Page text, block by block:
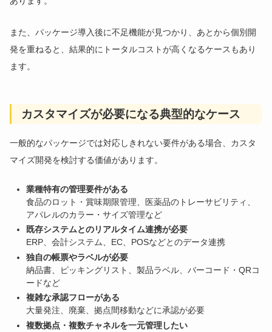
また、パッケージ導入後に不足機能が見つかり、あとから個別開
発を重ねると、結果的にトータルコストが高くなるケースもあり
ます。
カスタマイズが必要になる典型的なケース
一般的なパッケージでは対応しきれない要件がある場合、カスタ
マイズ開発を検討する価値があります。
業種特有の管理要件がある
食品のロット・賞味期限管理、医薬品のトレーサビリティ、
アパレルのカラー・サイズ管理など
既存システムとのリアルタイム連携が必要
ERP、会計システム、EC、POSなどとのデータ連携
独自の帳票やラベルが必要
納品書、ピッキングリスト、製品ラベル、バーコード・QRコ
ードなど
複雑な承認フローがある
大量発注、廃棄、拠点間移動などに承認が必要
複数拠点・複数チャネルを一元管理したい